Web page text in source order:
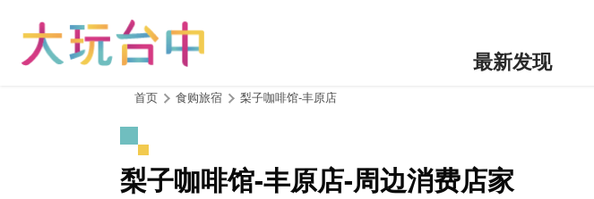
最新发现
首页 食购旅宿 梨子咖啡馆-丰原店
梨子咖啡馆-丰原店-周边消费店家